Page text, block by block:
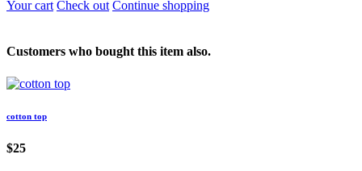
Your cart Check out Continue shopping
Customers who bought this item also.
cotton top
$25